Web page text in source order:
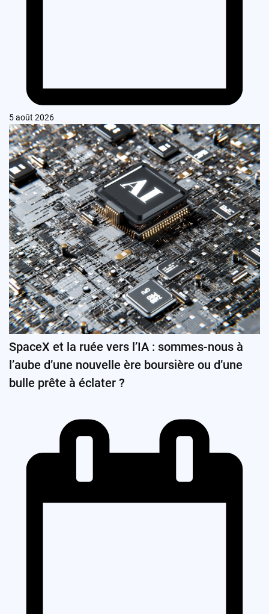
5 août 2026
SpaceX et la ruée vers l’IA : sommes-nous à
l’aube d’une nouvelle ère boursière ou d’une
bulle prête à éclater ?